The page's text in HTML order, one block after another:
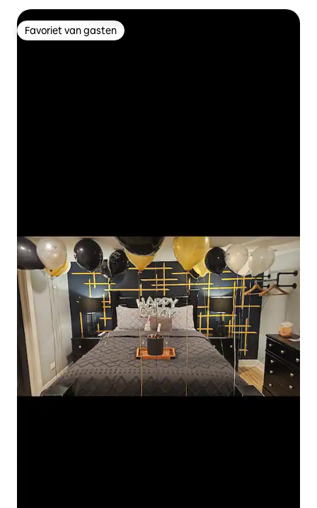
Favoriet van gasten
Favoriet van gasten